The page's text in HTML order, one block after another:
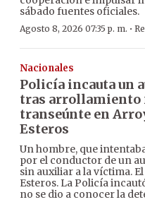
sábado fuentes oficiales.
Agosto 8, 2026 07:35 p. m. ·
Nacionales
Policía incauta un
tras arrollamiento
transeúnte en
Esteros
Un hombre, que
por el conductor de un
sin auxiliar a la víctima.
Esteros. La Policía
no se dio a conocer la